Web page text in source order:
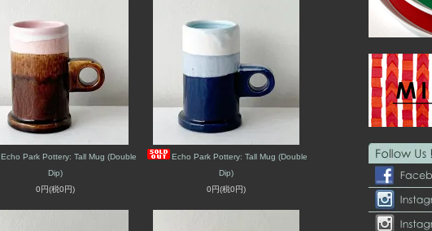
Echo Park Pottery: Tall Mug (Double
Dip)
0円(税0円)
Echo Park Pottery: Tall Mug (Double
Dip)
0円(税0円)